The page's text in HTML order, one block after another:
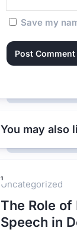
Save my
You may also
1
Uncategorized
The Role
Speech in